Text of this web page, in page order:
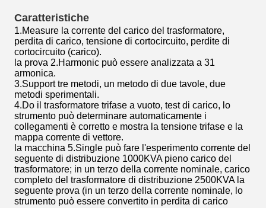
Caratteristiche
1.Measure la corrente del carico del trasformatore,
perdita di carico, tensione di cortocircuito, perdite di
cortocircuito (carico).
la prova 2.Harmonic può essere analizzata a 31
armonica.
3.Support tre metodi, un metodo di due tavole, due
metodi sperimentali.
4.Do il trasformatore trifase a vuoto, test di carico, lo
strumento può determinare automaticamente i
collegamenti è corretto e mostra la tensione trifase e la
mappa corrente di vettore.
la macchina 5.Single può fare l'esperimento corrente del
seguente di distribuzione 1000KVA pieno carico del
trasformatore; in un terzo della corrente nominale, carico
completo del trasformatore di distribuzione 2500KVA la
seguente prova (in un terzo della corrente nominale, lo
strumento può essere convertito in perdita di carico